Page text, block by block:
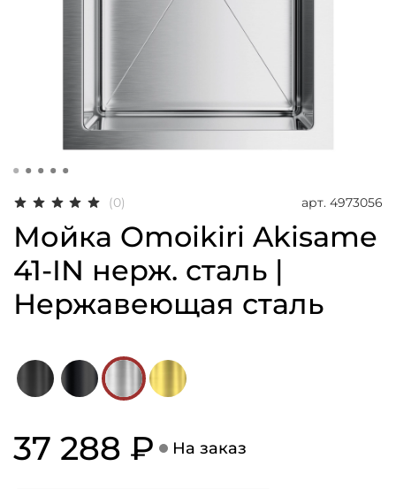
(0) арт. 4973056
Мойка Omoikiri Akisame
41-IN нерж. сталь |
Нержавеющая сталь
37 288 ₽ На заказ